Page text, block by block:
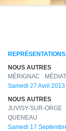
NOUS AUTRES
MÉRIGNAC
Samedi 27 Avril 2013
NOUS AUTRES
JUVISY-SUR-ORGE
QUENEAU
Samedi 17